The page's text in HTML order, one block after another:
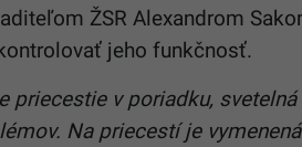
ŽSR Alexandrom
jeho funkčnosť.
priecestie v poriadku,
Na priecestí je